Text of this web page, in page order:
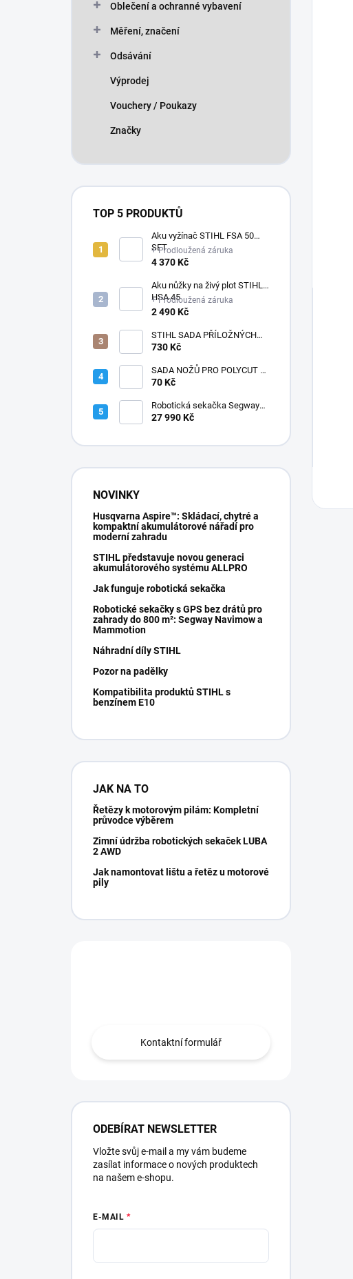
Oblečení a ochranné vybavení
Měření, značení
Odsávání
Výprodej
Vouchery / Poukazy
Značky
TOP 5 PRODUKTŮ
Aku vyžínač STIHL FSA 50
SET
+ Prodloužená záruka
4 370 Kč
Aku nůžky na živý plot STIHL
HSA 45
+ Prodloužená záruka
2 490 Kč
STIHL SADA PŘÍLOŽNÝCH
POLŠTÁŘKŮ
730 Kč
SADA NOŽŮ PRO POLYCUT 2-
2
70 Kč
Robotická sekačka Segway
Navimow i210E AWD
27 990 Kč
NOVINKY
Husqvarna Aspire™: Skládací, chytré a
kompaktní akumulátorové nářadí pro
moderní zahradu
STIHL představuje novou generaci
akumulátorového systému ALLPRO
Jak funguje robotická sekačka
Robotické sekačky s GPS bez drátů pro
zahrady do 800 m²: Segway Navimow a
Mammotion
Náhradní díly STIHL
Pozor na padělky
Kompatibilita produktů STIHL s
benzínem E10
JAK NA TO
Řetězy k motorovým pilám: Kompletní
průvodce výběrem
Zimní údržba robotických sekaček LUBA
2 AWD
Jak namontovat lištu a řetěz u motorové
pily
Kontaktní formulář
ODEBÍRAT NEWSLETTER
Vložte svůj e-mail a my vám budeme
zasílat informace o nových produktech
na našem e-shopu.
E-MAIL